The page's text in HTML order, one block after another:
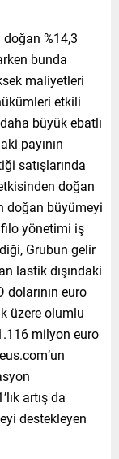
%14,3
bunda
maliyetleri
etkili
büyük ebatlı
payının
satışlarında
doğan
doğan büyümeyi
yönetimi iş
Grubun gelir
lastik dışındaki
dolarının euro
üzere olumlu
milyon euro
artış da
destekleyen